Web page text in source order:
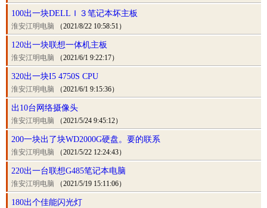
100出一块DELLＩ３笔记本坏主板
淮安江明电脑 （2021/8/22 10:58:51）
120出一块联想一体机主板
淮安江明电脑 （2021/6/1 9:22:17）
320出一块I5 4750S CPU
淮安江明电脑 （2021/6/1 9:15:36）
出10台网络摄像头
淮安江明电脑 （2021/5/24 9:45:12）
200一块出了块WD2000G硬盘。要的联系
淮安江明电脑 （2021/5/22 12:24:43）
220出一台联想G485笔记本电脑
淮安江明电脑 （2021/5/19 15:11:06）
180出个佳能闪光灯